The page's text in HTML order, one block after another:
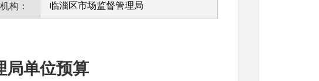
构： 临淄区市场监督管理局
局单位预算